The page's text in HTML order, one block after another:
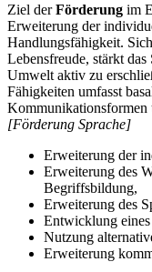
Ziel derFörderung im
Erweiterung der
Handlungsfähigkeit.
Lebensfreude, stärkt
Umwelt aktiv zu
Fähigkeiten umfasst
Kommunikationsformen
[Förderung Sprache]
Erweiterung der
Erweiterung des
Begriffsbildung,
Erweiterung des
Entwicklung eines
Nutzung
Erweiterung